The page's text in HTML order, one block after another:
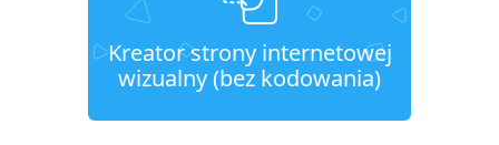
Kreator strony internetowej
wizualny (bez kodowania)